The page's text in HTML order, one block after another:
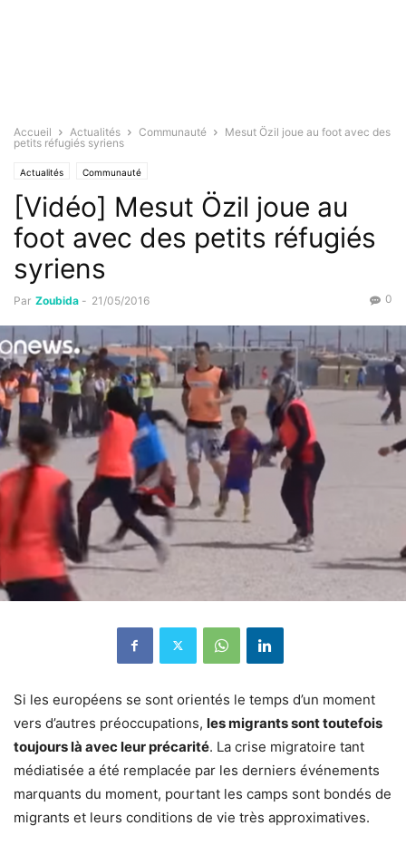
Accueil Actualités Communauté
Mesut Özil joue au foot avec des
petits réfugiés syriens
Actualités Communauté
[Vidéo] Mesut Özil joue au
foot avec des petits réfugiés
syriens
Par Zoubida - 21/05/2016 0
Si les européens se sont orientés le temps d’un moment
vers d’autres préoccupations, les migrants sont toutefois
toujours là avec leur précarité. La crise migratoire tant
médiatisée a été remplacée par les derniers événements
marquants du moment, pourtant les camps sont bondés de
migrants et leurs conditions de vie très approximatives.